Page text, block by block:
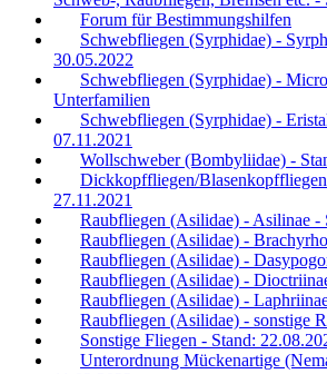
Forum für Bestimmungshilfen
Schwebfliegen (Syrphidae) -
30.05.2022
Schwebfliegen (Syrphidae) -
Unterfamilien
Schwebfliegen (Syrphidae) -
07.11.2021
Wollschweber (Bombyliidae) -
Dickkopffliegen/
27.11.2021
Raubfliegen (Asilidae) - Asilinae -
Raubfliegen (Asilidae) -
Raubfliegen (Asilidae) -
Raubfliegen (Asilidae) -
Raubfliegen (Asilidae) -
Raubfliegen (Asilidae) - sonstige
Sonstige Fliegen - Stand:
Unterordnung Mückenartige